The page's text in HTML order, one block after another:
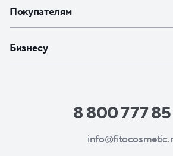
Покупателям
Бизнесу
8 800 777